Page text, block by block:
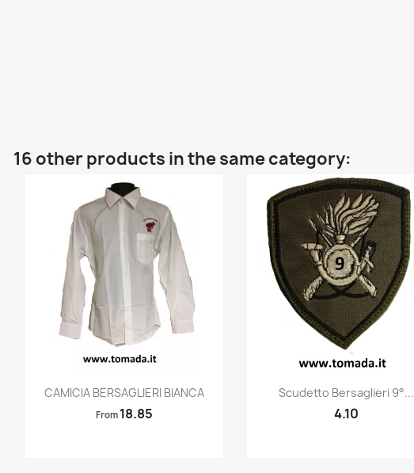
16 other products in the same category:
Quick view
CAMICIA BERSAGLIERI BIANCA
From 18.85
Quick view
Scudetto Bersaglieri 9°...
4.10